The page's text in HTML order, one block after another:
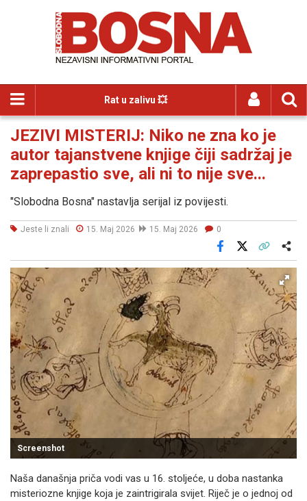
Rat u zalivu 💥
JEZIVI MISTERIJ: Niko ne zna ko je
autor tajanstvene knjige čiji sadržaj je
zaprepastio sve, ali ni to nije sve...
"Slobodna Bosna" nastavlja serijal iz povijesti.
Jeste li znali 15. Maj 2026 15. Maj 2026 0
Facebook
Screenshot
Naša današnja priča vodi vas u 16. stoljeće, u doba nastanka
misteriozne knjige koja je zaintrigirala svijet. Riječ je o jednoj od